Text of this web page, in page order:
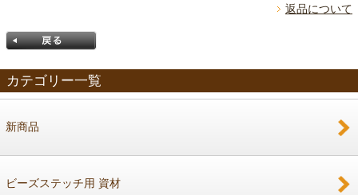
返品について
カテゴリー一覧
新商品
ビーズステッチ用 資材